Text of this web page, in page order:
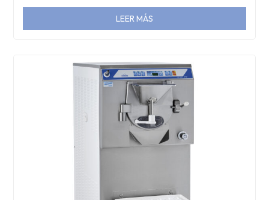
LEER MÁS